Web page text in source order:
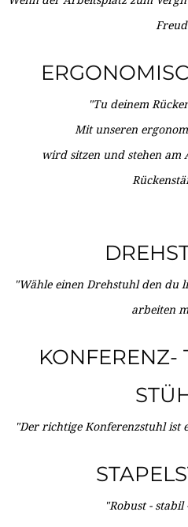
"Tu deinem
Mit unseren
wird sitzen und stehen am
"Wähle einen Drehstuhl den du
arbeiten
KONFERENZ-
"Der richtige Konferenzstuhl
"Robust -